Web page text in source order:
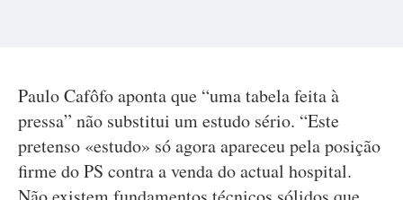
Paulo Cafôfo aponta que “uma tabela feita à
pressa” não substitui um estudo sério. “Este
pretenso «estudo» só agora apareceu pela posição
firme do PS contra a venda do actual hospital.